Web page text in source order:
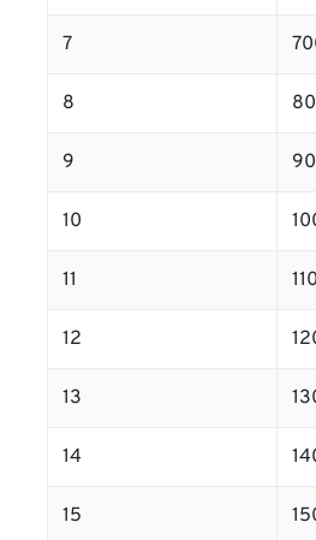
7
8
9
10
11
12
13
14
15